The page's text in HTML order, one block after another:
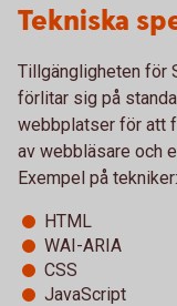
Tekniska
Tillgängligheten för
förlitar sig på
webbplatser för att
av webbläsare och
Exempel på tekniker:
HTML
WAI-ARIA
CSS
JavaScript